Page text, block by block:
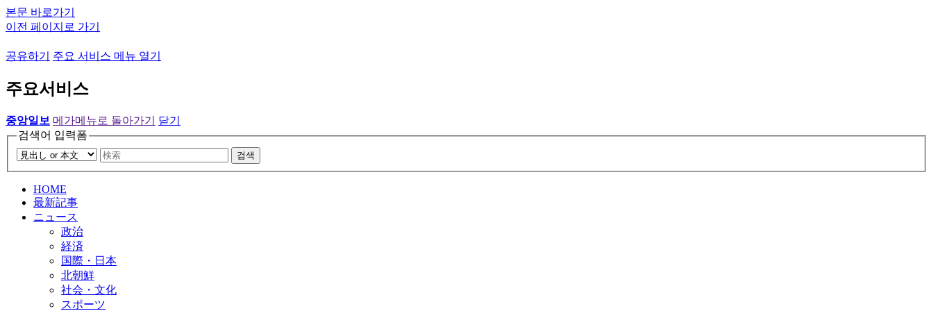
본문 바로가기
이전 페이지로 가기
공유하기 주요 서비스 메뉴 열기
주요서비스
중앙일보 메가메뉴로 돌아가기
닫기
검색어 입력폼
검색
HOME
最新記事
ニュース
政治
経済
国際・日本
北朝鮮
社会・文化
スポーツ